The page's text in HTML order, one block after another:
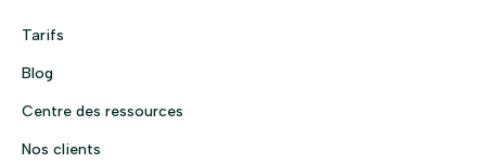
Tarifs
Blog
Centre des ressources
Nos clients